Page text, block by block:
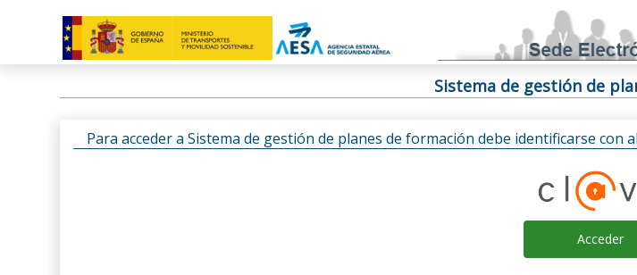
Sistema de gestión de
Para acceder a Sistema de gestión de planes de formación debe identificarse con
Acceder